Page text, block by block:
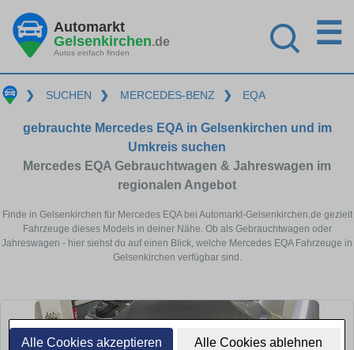
Alle Cookies akzeptieren Alle Cookies ablehnen
Automarkt
Gelsenkirchen.de
Autos einfach finden
☰
❯ SUCHEN ❯ MERCEDES-BENZ ❯ EQA
gebrauchte Mercedes EQA in Gelsenkirchen und im
Umkreis suchen
Mercedes EQA Gebrauchtwagen & Jahreswagen im
regionalen Angebot
Finde in Gelsenkirchen für Mercedes EQA bei Automarkt-Gelsenkirchen.de gezielt
Fahrzeuge dieses Models in deiner Nähe. Ob als Gebrauchtwagen oder
Jahreswagen - hier siehst du auf einen Blick, welche Mercedes EQA Fahrzeuge in
Gelsenkirchen verfügbar sind.